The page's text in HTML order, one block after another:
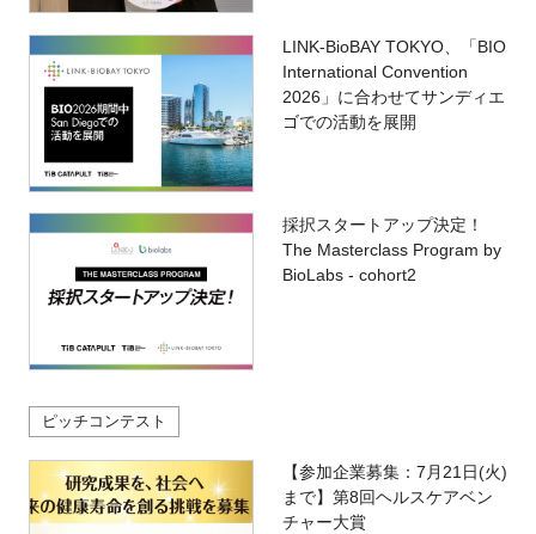
LINK-BioBAY TOKYO、「BIO
International Convention
2026」に合わせてサンディエ
ゴでの活動を展開
採択スタートアップ決定！
The Masterclass Program by
BioLabs - cohort2
ピッチコンテスト
【参加企業募集：7月21日(火)
まで】第8回ヘルスケアベン
チャー大賞